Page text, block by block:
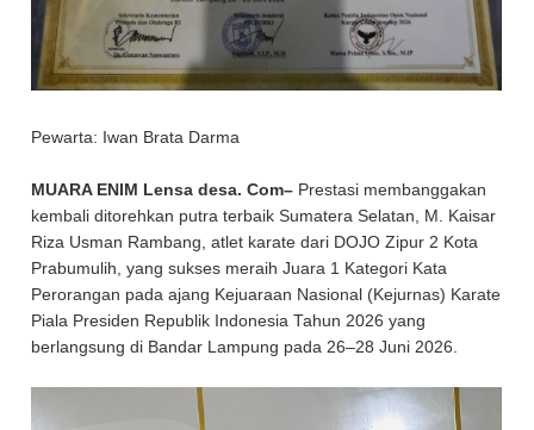
Pewarta: Iwan Brata Darma
MUARA ENIM Lensa desa. Com– Prestasi membanggakan
kembali ditorehkan putra terbaik Sumatera Selatan, M. Kaisar
Riza Usman Rambang, atlet karate dari DOJO Zipur 2 Kota
Prabumulih, yang sukses meraih Juara 1 Kategori Kata
Perorangan pada ajang Kejuaraan Nasional (Kejurnas) Karate
Piala Presiden Republik Indonesia Tahun 2026 yang
berlangsung di Bandar Lampung pada 26–28 Juni 2026.